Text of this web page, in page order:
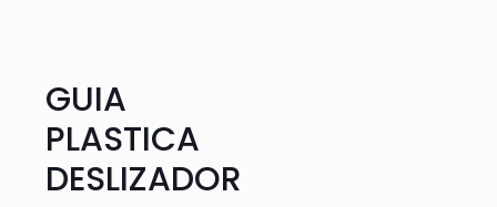
GUIA
PLASTICA
DESLIZADOR